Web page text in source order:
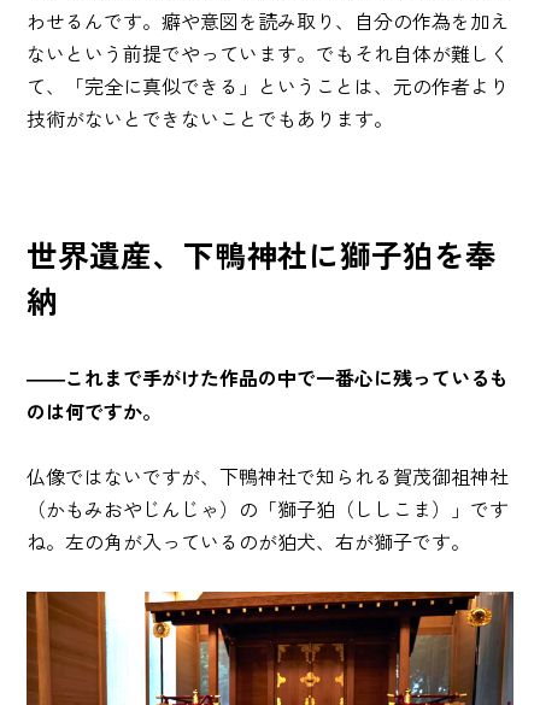
わせるんです。癖や意図を読み取り、自分の作為を加え
ないという前提でやっています。でもそれ自体が難しく
て、「完全に真似できる」ということは、元の作者より
技術がないとできないことでもあります。
世界遺産、下鴨神社に獅子狛を奉
納
――これまで手がけた作品の中で一番心に残っているも
のは何ですか。
仏像ではないですが、下鴨神社で知られる賀茂御祖神社
（かもみおやじんじゃ）の「獅子狛（ししこま）」です
ね。左の角が入っているのが狛犬、右が獅子です。